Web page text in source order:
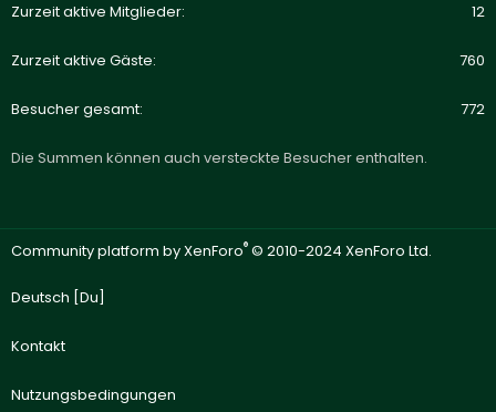
Zurzeit aktive Mitglieder 12
Zurzeit aktive Gäste 760
Besucher gesamt 772
Die Summen können auch versteckte Besucher enthalten.
Community platform by XenForo® © 2010-2024 XenForo Ltd.
Deutsch [Du]
Kontakt
Nutzungsbedingungen